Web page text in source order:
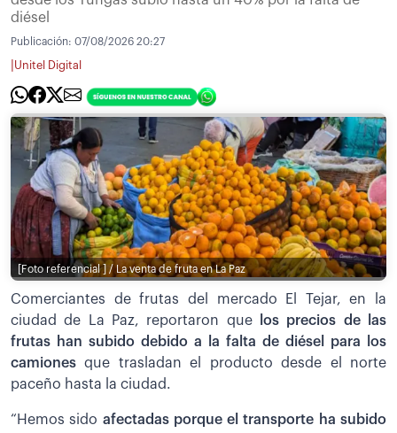
diésel
Publicación: 07/08/2026 20:27
Unitel Digital
[Foto referencial ] / La venta de fruta en La Paz
Comerciantes de frutas del mercado El Tejar, en la
ciudad de La Paz, reportaron quelos precios de las
frutas han subido debido a la falta de diésel para los
camionesque trasladan el producto desde el norte
paceño hasta la ciudad.
“Hemos sido afectadas porque el transporte ha subido